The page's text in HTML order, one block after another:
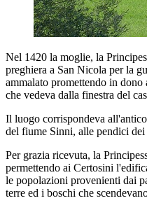
Nel 1420 la moglie, la
preghiera a San Nicola per la
ammalato promettendo in
che vedeva dalla finestra del
Il luogo corrispondeva
del fiume Sinni, alle pendici dei
Per grazia ricevuta, la
permettendo ai Certosini
le popolazioni provenienti dai
terre ed i boschi che